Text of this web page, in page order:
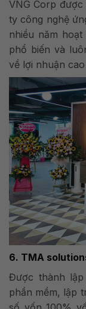
VNG Corp được
ty công nghệ
nhiều năm
phổ biến và
về lợi nhuận
6. TMA
Được thành
phần mềm, lập